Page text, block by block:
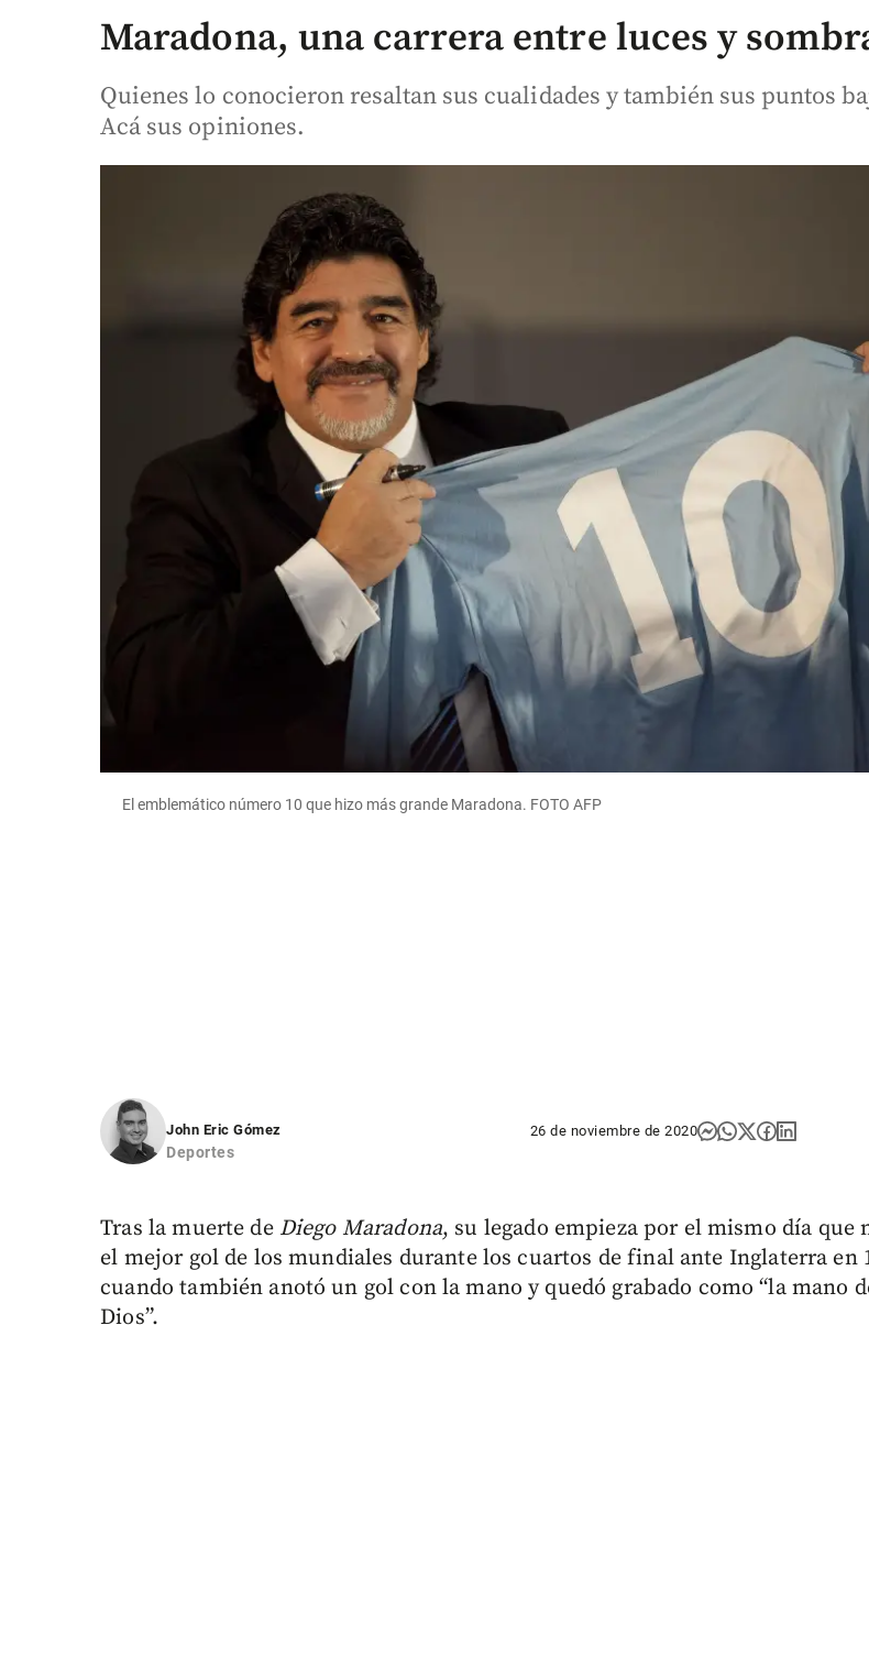
Maradona, una carrera entre luces y
Quienes lo conocieron resaltan sus cualidades y también sus puntos
Acá sus opiniones.
El emblemático número 10 que hizo más grande Maradona. FOTO AFP
John Eric Gómez
Deportes
26 de noviembre de 2020
Tras la muerte de Diego Maradona, su legado empieza por el mismo día que
el mejor gol de los mundiales durante los cuartos de final ante Inglaterra en
cuando también anotó un gol con la mano y quedó grabado como “la mano
Dios”.